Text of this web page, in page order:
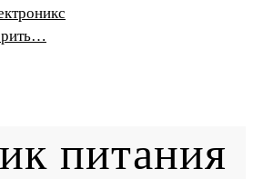
питания